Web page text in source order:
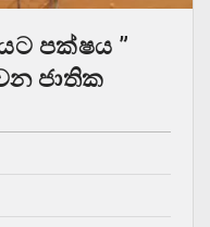
පක්ෂය ”
ජාතික